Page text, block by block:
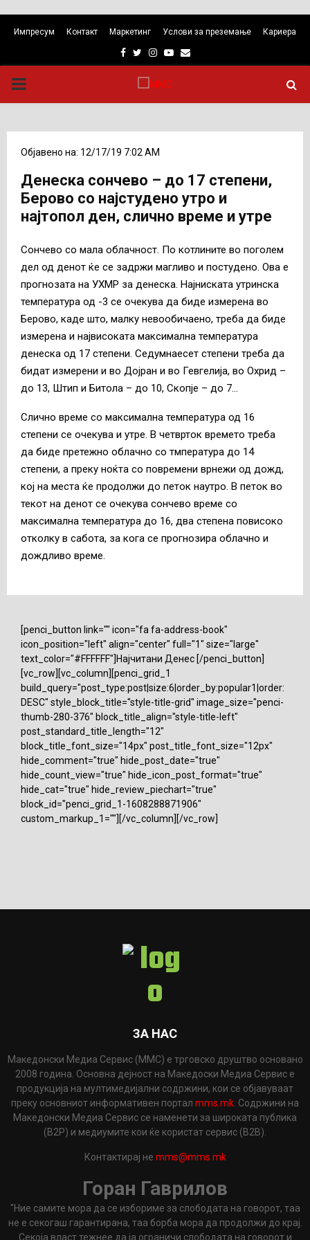
Импресум Контакт Маркетинг Услови за преземање Кариера
Facebook
TwitterInstagram
Youtube
Email
PRIMARY
Објавено на: 12/17/19 7:02 AM
Денеска сончево – до 17 степени,
Берово со најстудено утро и
најтопол ден, слично време и утре
Сончево со мала облачност. По котлините во поголем
дел од денот ќе се задржи магливо и постудено. Ова е
прогнозата на УХМР за денеска. Најниската утринска
температура од -3 се очекува да биде измерена во
Берово, каде што, малку невообичаено, треба да биде
измерена и највисоката максимална температура
денеска од 17 степени. Седумнаесет степени треба да
бидат измерени и во Дојран и во Гевгелија, во Охрид –
до 13, Штип и Битола – до 10, Скопје – до 7…
Слично време со максимална температура од 16
степени се очекува и утре. В четврток времето треба
да биде претежно облачно со тмпература до 14
степени, а преку ноќта со повремени врнежи од дожд,
кој на места ќе продолжи до петок наутро. В петок во
текот на денот се очекува сончево време со
максимална температура до 16, два степена повисоко
отколку в сабота, за кога се прогнозира облачно и
дождливо време.
[penci_button link="" icon="fa fa-address-book"
icon_position="left" align="center" full="1" size="large"
text_color="#FFFFFF"]Најчитани Денес [/penci_button]
[vc_row][vc_column][penci_grid_1
build_query="post_type:post|size:6|order_by:popular1|order:
DESC" style_block_title="style-title-grid" image_size="penci-
thumb-280-376" block_title_align="style-title-left"
post_standard_title_length="12"
block_title_font_size="14px" post_title_font_size="12px"
hide_comment="true" hide_post_date="true"
hide_count_view="true" hide_icon_post_format="true"
hide_cat="true" hide_review_piechart="true"
block_id="penci_grid_1-1608288871906"
custom_markup_1=""][/vc_column][/vc_row]
ЗА НАС
Македонски Медиа Сервис (ММС) е трговско друштво основано
2008 година. Основна дејност на Македоски Медиа Сервис е
продукција на мултимедијални содржини, кои се објавуваат
преку основниот информативен портал mms.mk . Содржини на
Македонски Медиа Сервис се наменети за широката публика
(B2P) и медиумите кои ќе користат сервис (B2B).
Контактирај не mms@mms.mk
Горан Гаврилов
"Ние самите мора да се избориме за слободата на говорот, таа
не е секогаш гарантирана, таа борба мора да продолжи до крај.
Секоја власт тежнее да ја ограничи слободата на говорот и